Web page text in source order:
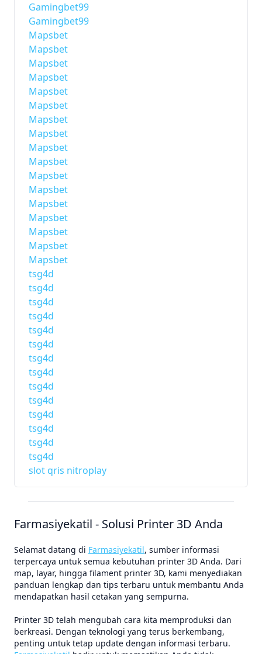
Gamingbet99
Gamingbet99
Mapsbet
Mapsbet
Mapsbet
Mapsbet
Mapsbet
Mapsbet
Mapsbet
Mapsbet
Mapsbet
Mapsbet
Mapsbet
Mapsbet
Mapsbet
Mapsbet
Mapsbet
Mapsbet
Mapsbet
tsg4d
tsg4d
tsg4d
tsg4d
tsg4d
tsg4d
tsg4d
tsg4d
tsg4d
tsg4d
tsg4d
tsg4d
tsg4d
tsg4d
slot qris nitroplay
Farmasiyekatil - Solusi Printer 3D Anda
Selamat datang di Farmasiyekatil, sumber informasi
terpercaya untuk semua kebutuhan printer 3D Anda. Dari
map, layar, hingga filament printer 3D, kami menyediakan
panduan lengkap dan tips terbaru untuk membantu Anda
mendapatkan hasil cetakan yang sempurna.
Printer 3D telah mengubah cara kita memproduksi dan
berkreasi. Dengan teknologi yang terus berkembang,
penting untuk tetap update dengan informasi terbaru.